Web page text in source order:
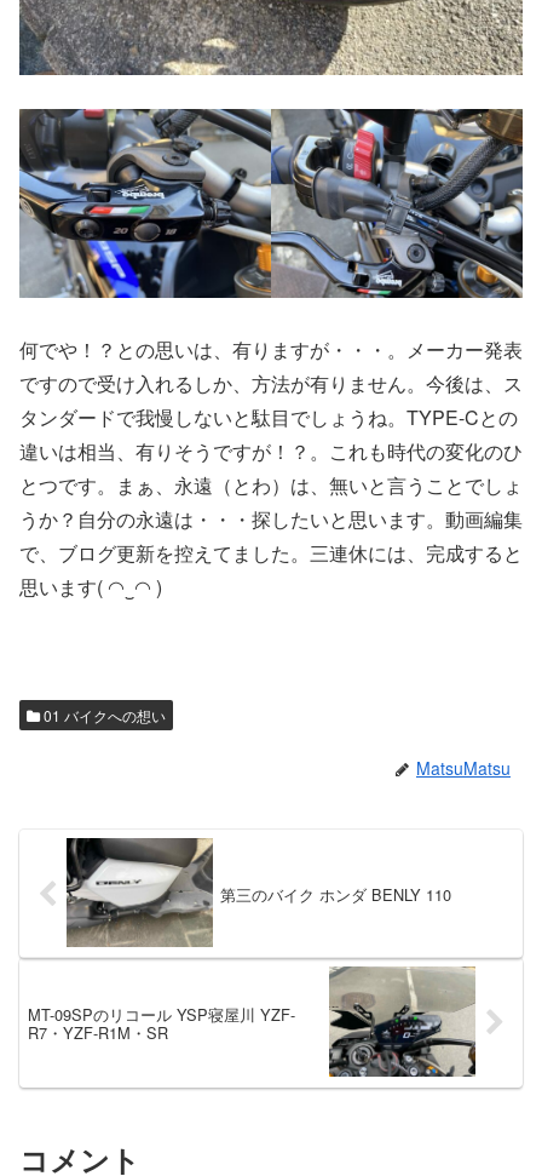
何でや！？との思いは、有りますが・・・。メーカー発表
ですので受け入れるしか、方法が有りません。今後は、ス
タンダードで我慢しないと駄目でしょうね。TYPE-Cとの
違いは相当、有りそうですが！？。これも時代の変化のひ
とつです。まぁ、永遠（とわ）は、無いと言うことでしょ
うか？自分の永遠は・・・探したいと思います。動画編集
で、ブログ更新を控えてました。三連休には、完成すると
思います( ◠‿◠ )
01 バイクへの想い
MatsuMatsu
第三のバイク ホンダ BENLY 110
MT-09SPのリコール YSP寝屋川 YZF-
R7・YZF-R1M・SR
コメント